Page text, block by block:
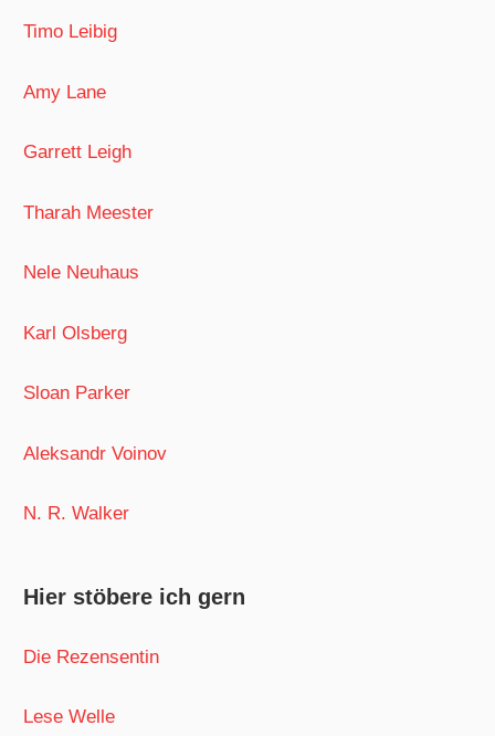
Timo Leibig
Amy Lane
Garrett Leigh
Tharah Meester
Nele Neuhaus
Karl Olsberg
Sloan Parker
Aleksandr Voinov
N. R. Walker
Hier stöbere ich gern
Die Rezensentin
Lese Welle